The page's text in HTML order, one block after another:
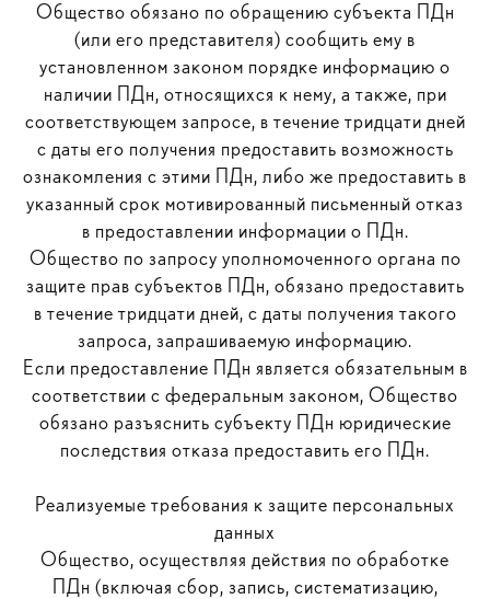
Общество обязано по обращению субъекта ПДн
(или его представителя) сообщить ему в
установленном законом порядке информацию о
наличии ПДн, относящихся к нему, а также, при
соответствующем запросе, в течение тридцати дней
с даты его получения предоставить возможность
ознакомления с этими ПДн, либо же предоставить в
указанный срок мотивированный письменный отказ
в предоставлении информации о ПДн.
Общество по запросу уполномоченного органа по
защите прав субъектов ПДн, обязано предоставить
в течение тридцати дней, с даты получения такого
запроса, запрашиваемую информацию.
Если предоставление ПДн является обязательным в
соответствии с федеральным законом, Общество
обязано разъяснить субъекту ПДн юридические
последствия отказа предоставить его ПДн.
Реализуемые требования к защите персональных
данных
Общество, осуществляя действия по обработке
ПДн (включая сбор, запись, систематизацию,